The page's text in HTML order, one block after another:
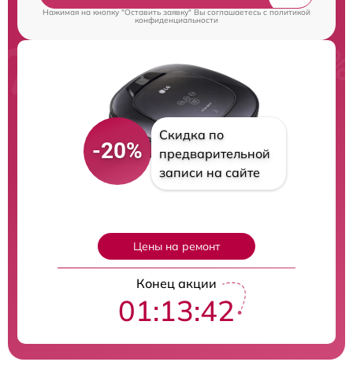
Нажимая на кнопку "Оставить заявку" Вы соглашаетесь cполитикой
конфиденциальности
-20%
Скидка по
предварительной
записи на сайте
Цены на ремонт
Конец акции
01:13:41